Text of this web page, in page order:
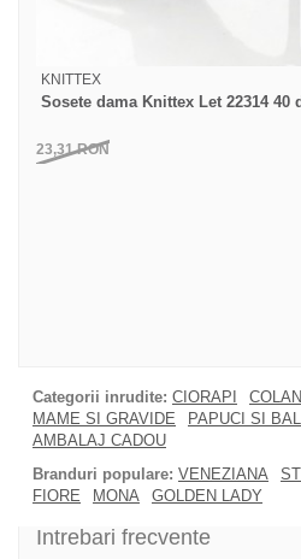
KNITTEX
Sosete dama Knittex Let 22314 40
23,31RON
Categorii inrudite: CIORAPI
MAME SI GRAVIDE
PAPUCI SI
AMBALAJ CADOU
Branduri populare: VENEZIANA
FIORE
MONA GOLDEN LADY
Intrebari frecvente